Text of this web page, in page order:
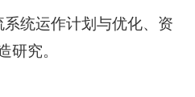
系统运作计划与优化、资
研究。